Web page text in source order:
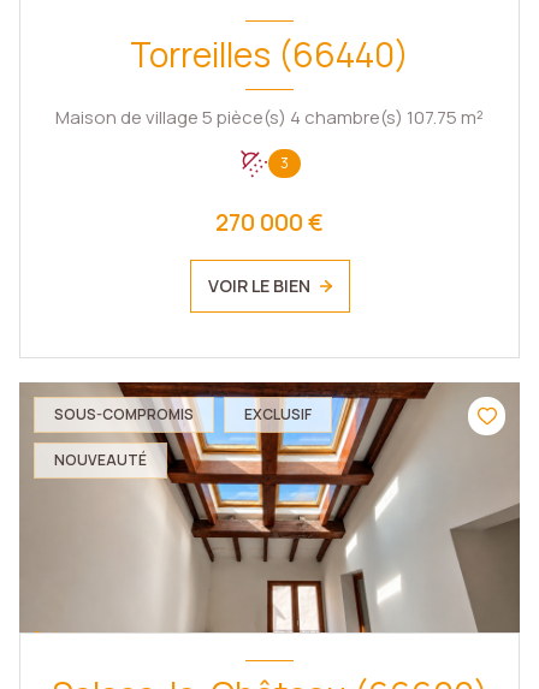
Torreilles (66440)
Maison de village 5 pièce(s) 4 chambre(s) 107.75 m²
3
270 000 €
VOIR LE BIEN
SOUS-COMPROMIS EXCLUSIF
NOUVEAUTÉ